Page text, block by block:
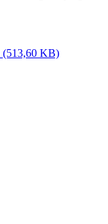
(513,60 KB)